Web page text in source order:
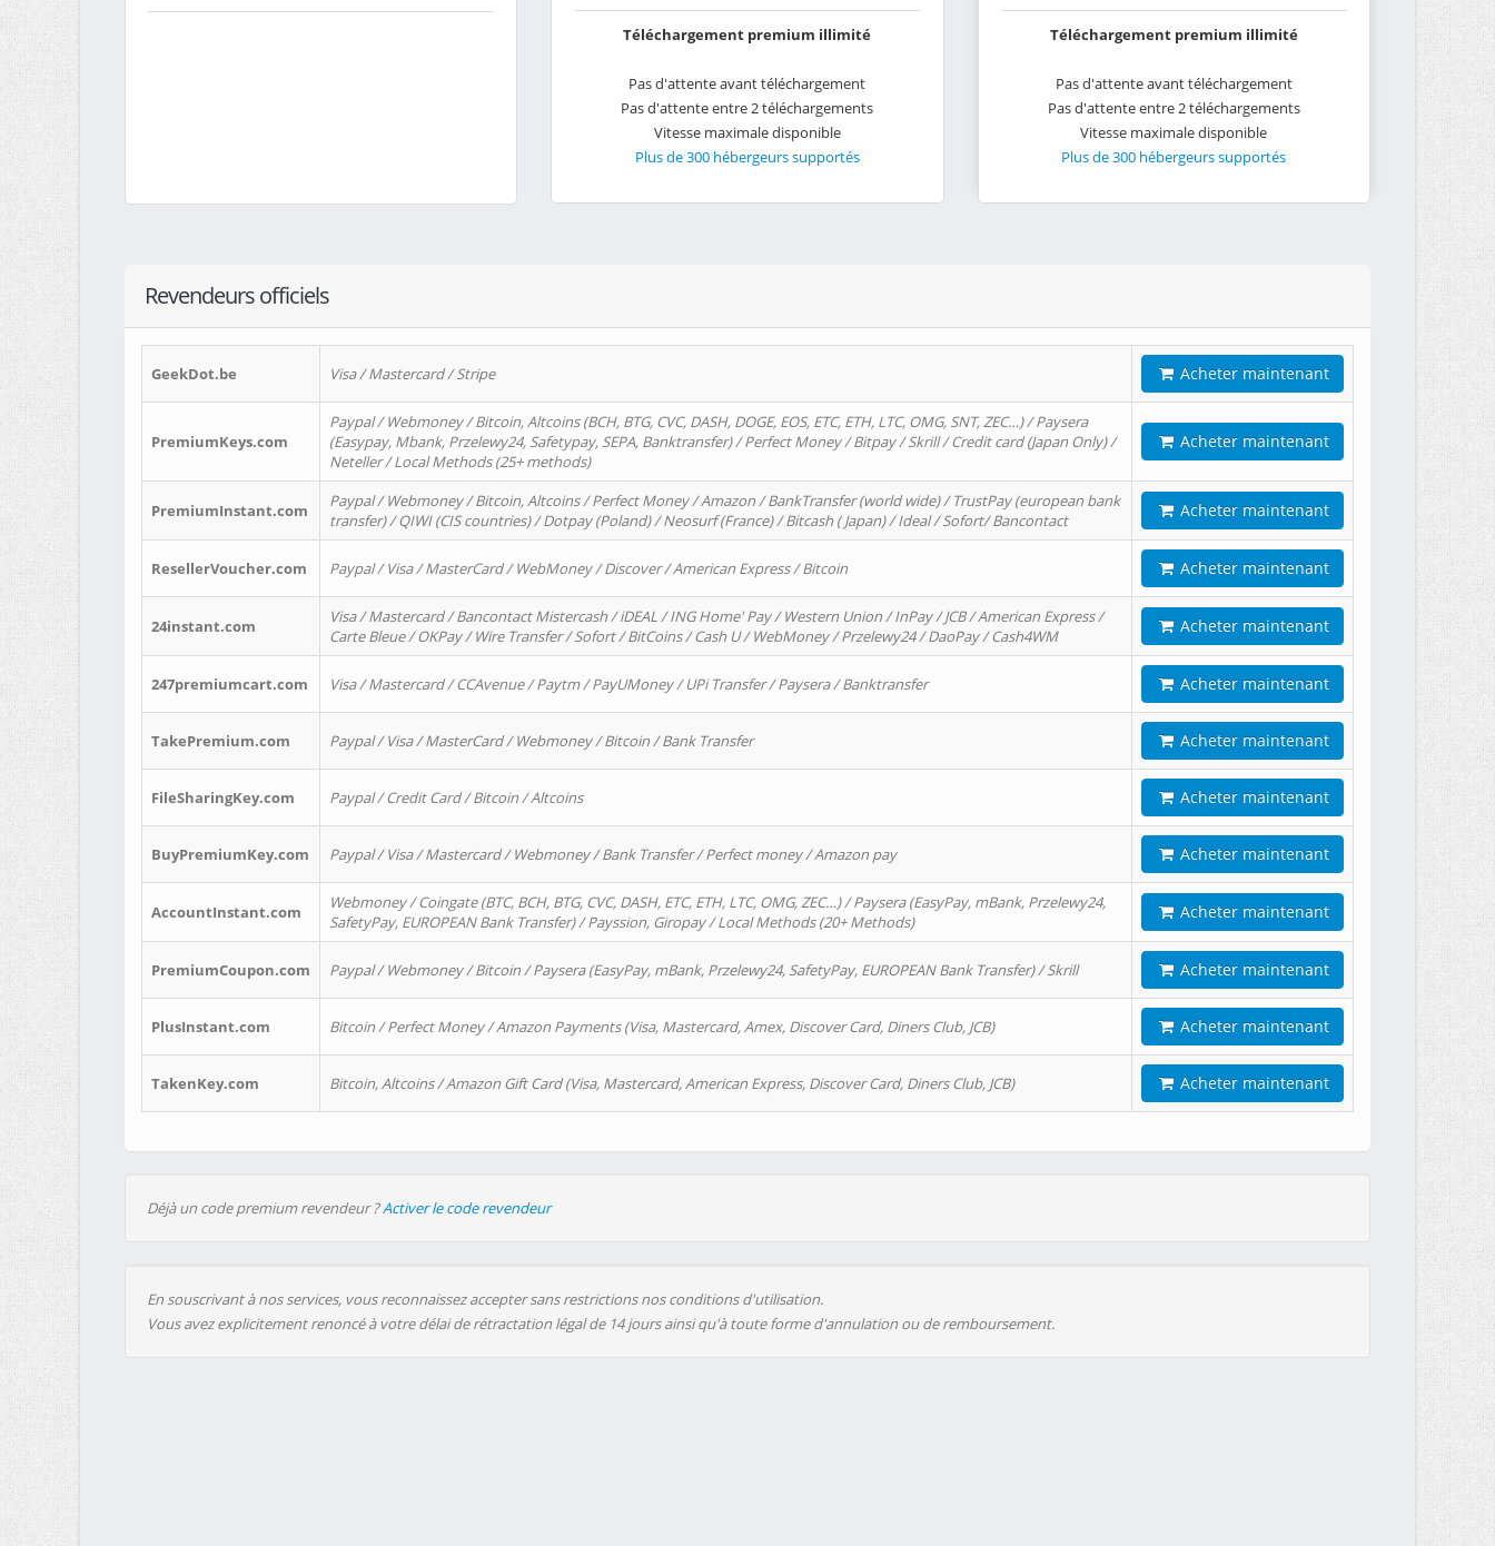
Téléchargement premium illimité
Pas d'attente avant téléchargement
Pas d'attente entre 2 téléchargements
Vitesse maximale disponible
Plus de 300 hébergeurs supportés
Téléchargement premium illimité
Pas d'attente avant téléchargement
Pas d'attente entre 2 téléchargements
Vitesse maximale disponible
Plus de 300 hébergeurs supportés
Revendeurs officiels
GeekDot.be Visa / Mastercard / Stripe Acheter maintenant
PremiumKeys.com
Paypal / Webmoney / Bitcoin, Altcoins (BCH, BTG, CVC, DASH, DOGE, EOS, ETC, ETH, LTC, OMG, SNT, ZEC…) / Paysera
(Easypay, Mbank, Przelewy24, Safetypay, SEPA, Banktransfer) / Perfect Money / Bitpay / Skrill / Credit card (Japan Only) /
Neteller / Local Methods (25+ methods)
Acheter maintenant
PremiumInstant.com
Paypal / Webmoney / Bitcoin, Altcoins / Perfect Money / Amazon / BankTransfer (world wide) / TrustPay (european bank
transfer) / QIWI (CIS countries) / Dotpay (Poland) / Neosurf (France) / Bitcash ( Japan) / Ideal / Sofort/ Bancontact
Acheter maintenant
ResellerVoucher.com Paypal / Visa / MasterCard / WebMoney / Discover / American Express / Bitcoin Acheter maintenant
24instant.com
Visa / Mastercard / Bancontact Mistercash / iDEAL / ING Home' Pay / Western Union / InPay / JCB / American Express /
Carte Bleue / OKPay / Wire Transfer / Sofort / BitCoins / Cash U / WebMoney / Przelewy24 / DaoPay / Cash4WM
Acheter maintenant
247premiumcart.com Visa / Mastercard / CCAvenue / Paytm / PayUMoney / UPi Transfer / Paysera / Banktransfer Acheter maintenant
TakePremium.com Paypal / Visa / MasterCard / Webmoney / Bitcoin / Bank Transfer Acheter maintenant
FileSharingKey.com Paypal / Credit Card / Bitcoin / Altcoins Acheter maintenant
BuyPremiumKey.com Paypal / Visa / Mastercard / Webmoney / Bank Transfer / Perfect money / Amazon pay Acheter maintenant
AccountInstant.com
Webmoney / Coingate (BTC, BCH, BTG, CVC, DASH, ETC, ETH, LTC, OMG, ZEC…) / Paysera (EasyPay, mBank, Przelewy24,
SafetyPay, EUROPEAN Bank Transfer) / Payssion, Giropay / Local Methods (20+ Methods)
Acheter maintenant
PremiumCoupon.com Paypal / Webmoney / Bitcoin / Paysera (EasyPay, mBank, Przelewy24, SafetyPay, EUROPEAN Bank Transfer) / Skrill Acheter maintenant
PlusInstant.com Bitcoin / Perfect Money / Amazon Payments (Visa, Mastercard, Amex, Discover Card, Diners Club, JCB) Acheter maintenant
TakenKey.com Bitcoin, Altcoins / Amazon Gift Card (Visa, Mastercard, American Express, Discover Card, Diners Club, JCB) Acheter maintenant
Déjà un code premium revendeur ?Activer le code revendeur
En souscrivant à nos services, vous reconnaissez accepter sans restrictions nos conditions d'utilisation.
Vous avez explicitement renoncé à votre délai de rétractation légal de 14 jours ainsi qu'à toute forme d'annulation ou de remboursement.